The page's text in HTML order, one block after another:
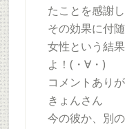
たことを感謝
その効果に付
女性という結
よ！(・∀・)
コメントあり
きょんさん
今の彼か、別